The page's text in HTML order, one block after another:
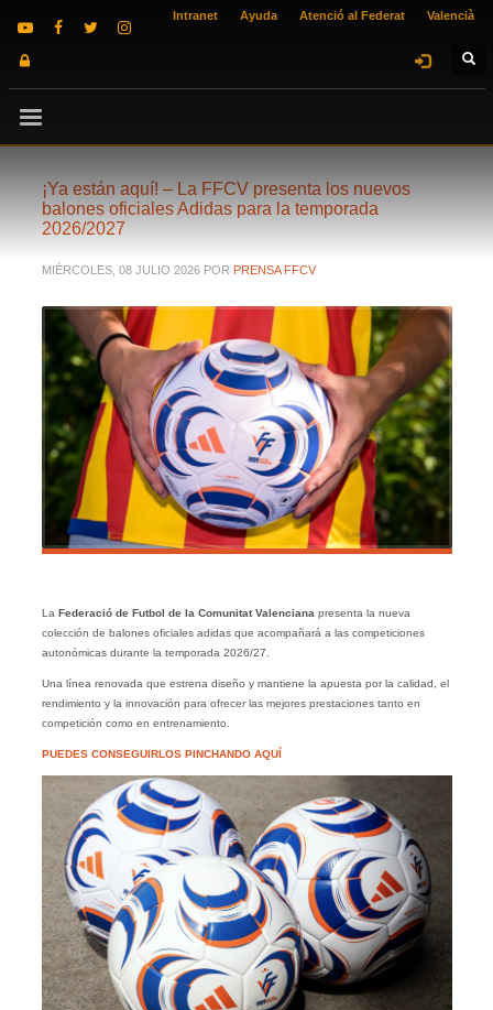
Intranet Ayuda Atenció al Federat Valencià
¡Ya están aquí! – La FFCV presenta los nuevos
balones oficiales Adidas para la temporada
2026/2027
MIÉRCOLES, 08 JULIO 2026 POR PRENSA FFCV
La Federació de Futbol de la Comunitat Valenciana presenta la nueva
colección de balones oficiales adidas que acompañará a las competiciones
autonómicas durante la temporada 2026/27.
Una línea renovada que estrena diseño y mantiene la apuesta por la calidad, el
rendimiento y la innovación para ofrecer las mejores prestaciones tanto en
competición como en entrenamiento.
PUEDES CONSEGUIRLOS PINCHANDO AQUÍ